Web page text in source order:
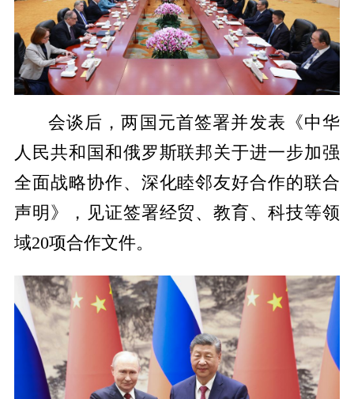
会谈后，两国元首签署并发表《中华
人民共和国和俄罗斯联邦关于进一步加强
全面战略协作、深化睦邻友好合作的联合
声明》，见证签署经贸、教育、科技等领
域20项合作文件。